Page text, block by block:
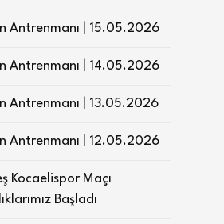
Antrenmanı | 15.05.2026
Antrenmanı | 14.05.2026
Antrenmanı | 13.05.2026
Antrenmanı | 12.05.2026
Kocaelispor Maçı
Başladı